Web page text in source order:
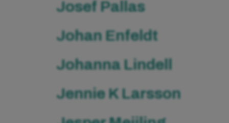
Josef Pallas
Johan Enfeldt
Johanna Lindell
Jennie K Larsson